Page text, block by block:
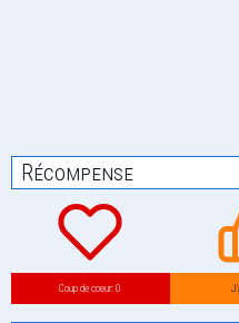
Récompense
Coup de coeur: 0